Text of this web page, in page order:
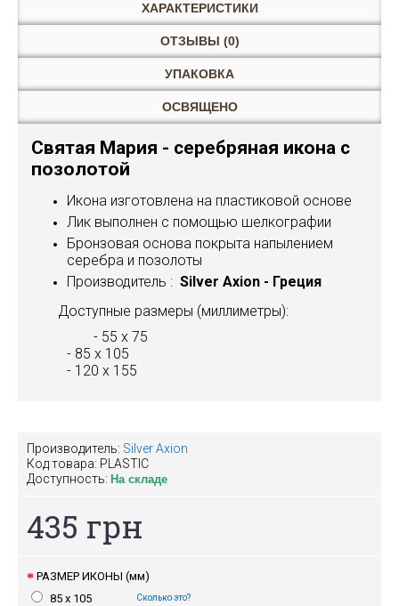
ХАРАКТЕРИСТИКИ
ОТЗЫВЫ (0)
УПАКОВКА
ОСВЯЩЕНО
Святая Мария - серебряная икона с
позолотой
Икона изготовлена на пластиковой основе
Лик выполнен с помощью шелкографии
Бронзовая основа покрыта напылением
серебра и позолоты
Производитель : Silver Axion - Греция
Доступные размеры (миллиметры):
- 55 x 75
- 85 х 105
- 120 х 155
Производитель: Silver Axion
Код товара: PLASTIC
Доступность: На складе
435 грн
РАЗМЕР ИКОНЫ (мм)
85 x 105
Сколько это?